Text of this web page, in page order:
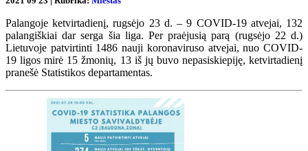
Palangoje ketvirtadienį, rugsėjo 23 d. – 9 COVID-19 atvejai, 132
palangiškiai dar serga šia liga. Per praėjusią parą (rugsėjo 22 d.)
Lietuvoje patvirtinti 1486 nauji koronaviruso atvejai, nuo COVID-
19 ligos mirė 15 žmonių, 13 iš jų buvo nepasiskiepiję, ketvirtadienį
pranešė Statistikos departamentas.